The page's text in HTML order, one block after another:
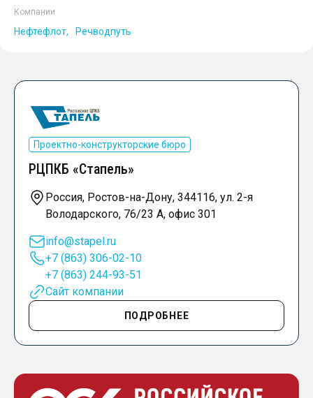
Компании
Нефтефлот Речводпуть
Проектно-конструкторские бюро
РЦПКБ «Стапель»
Россия, Ростов-на-Дону, 344116, ул. 2-я
Володарского, 76/23 А, офис 301
info@stapel.ru
+7 (863) 306-02-10
+7 (863) 244-93-51
Сайт компании
ПОДРОБНЕЕ